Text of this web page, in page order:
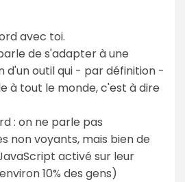
avec toi.
de s'adapter à une
d'un outil qui - par définition -
à tout le monde, c'est à dire
: on ne parle pas
non voyants, mais bien de
activé sur leur
10% des gens)